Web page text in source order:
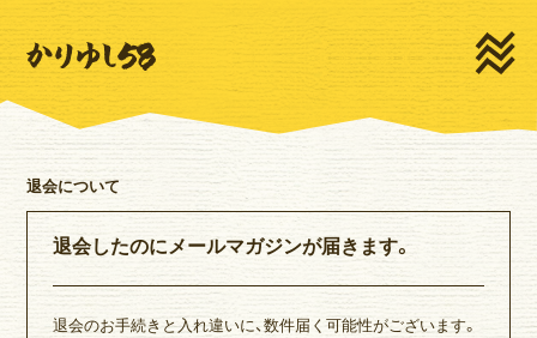
HOME
NEWS
LIVE
MEDIA
PROFILE
MOVIE
DISCOGRAPHY
GOODS
CONTACT
退会について
退会したのにメールマガジンが届きます。
退会のお手続きと入れ違いに、数件届く可能性がございます。